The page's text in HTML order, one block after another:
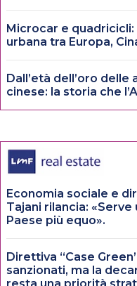
Microcar e
urbana tra Europa,
Dall’età dell’oro
cinese: la storia che
Economia sociale e
Tajani rilancia:
Paese più equo».
Direttiva “Case
sanzionati, ma la